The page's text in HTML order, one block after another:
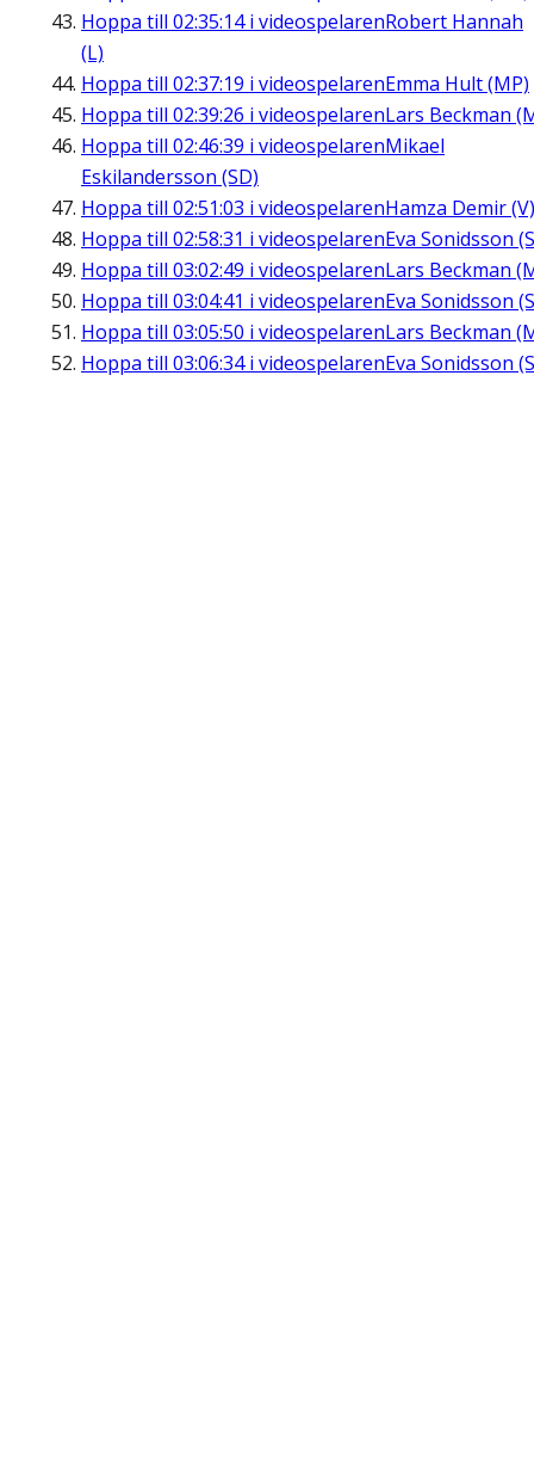
Hoppa till 02:35:14i videospelarenRobert Hannah
(L)
Hoppa till 02:37:19 i videospelarenEmma Hult (MP)
Hoppa till 02:39:26 i videospelarenLars Beckman
Hoppa till 02:46:39 i videospelarenMikael
Eskilandersson (SD)
Hoppa till 02:51:03 i videospelarenHamza Demir (V)
Hoppa till 02:58:31 i videospelarenEva Sonidsson
Hoppa till 03:02:49 i videospelarenLars Beckman
Hoppa till 03:04:41 i videospelarenEva Sonidsson
Hoppa till 03:05:50 i videospelarenLars Beckman
Hoppa till 03:06:34i videospelarenEva Sonidsson